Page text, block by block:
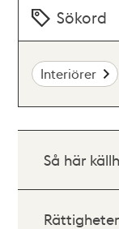
Sökord
Interiörer
Så här
Rättigheter